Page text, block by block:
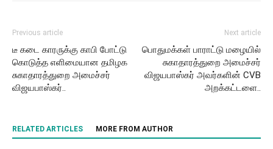
Previous article
டீ கடை காரருக்கு காபி போட்டு
கொடுத்த எளிமையான தமிழக
சுகாதாரத்துறை அமைச்சர்
விஜயபாஸ்கர்..
Next article
பொதுமக்கள் பாராட்டு மழையில்
சுகாதாரத்துறை அமைச்சர்
விஜயபாஸ்கர் அவர்களின் CVB
அறக்கட்டளை..
RELATED ARTICLES MORE FROM AUTHOR